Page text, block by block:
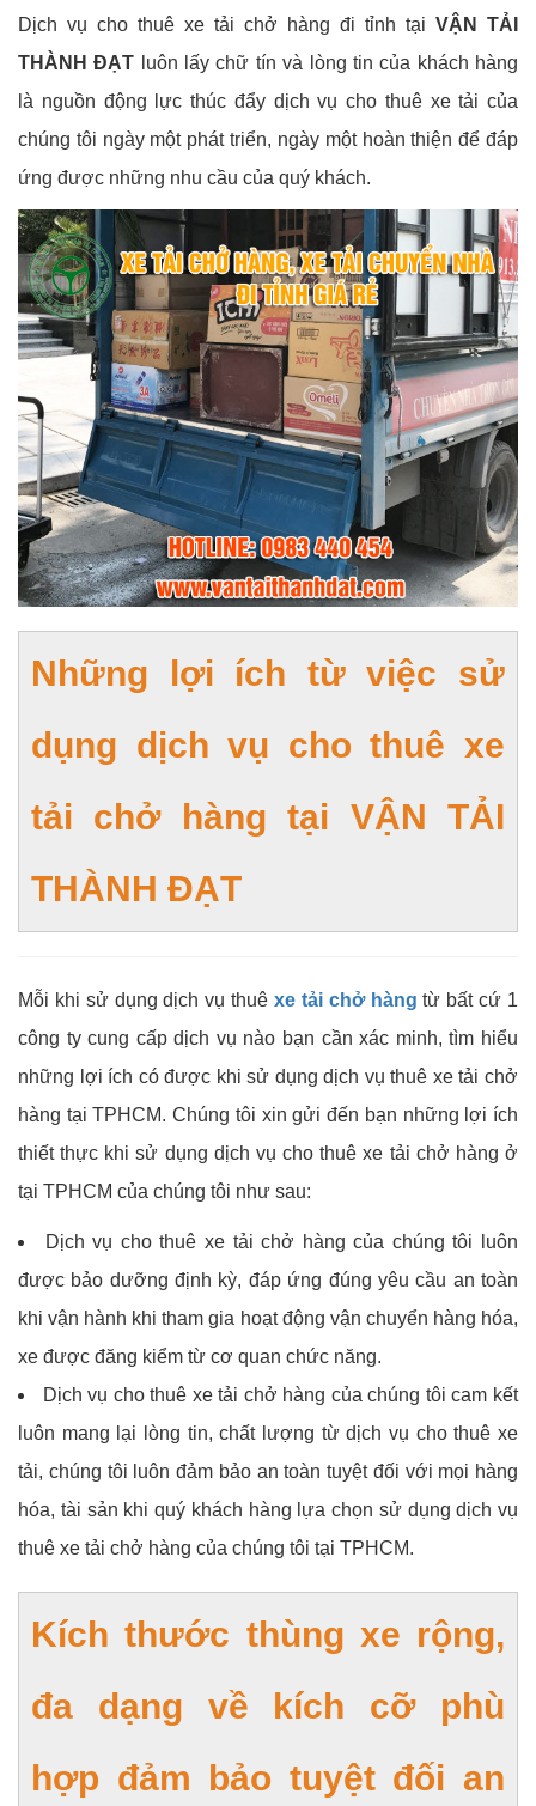
Dịch vụ cho thuê xe tải chở hàng đi tỉnh tại VẬN TẢI
THÀNH ĐẠT luôn lấy chữ tín và lòng tin của khách hàng
là nguồn động lực thúc đẩy dịch vụ cho thuê xe tải của
chúng tôi ngày một phát triển, ngày một hoàn thiện để đáp
ứng được những nhu cầu của quý khách.
Những lợi ích từ việc sử
dụng dịch vụ cho thuê xe
tải chở hàng tại VẬN TẢI
THÀNH ĐẠT
Mỗi khi sử dụng dịch vụ thuê xe tải chở hàng từ bất cứ 1
công ty cung cấp dịch vụ nào bạn cần xác minh, tìm hiểu
những lợi ích có được khi sử dụng dịch vụ thuê xe tải chở
hàng tại TPHCM.Chúng tôi xin gửi đến bạn những lợi ích
thiết thực khi sử dụng dịch vụ cho thuê xe tải chở hàng ở
tại TPHCM của chúng tôi như sau:
Dịch vụ cho thuê xe tải chở hàng của chúng tôi luôn
được bảo dưỡng định kỳ, đáp ứng đúng yêu cầu an toàn
khi vận hành khi tham gia hoạt động vận chuyển hàng hóa,
xe được đăng kiểm từ cơ quan chức năng.
Dịch vụ cho thuê xe tải chở hàng của chúng tôi cam kết
luôn mang lại lòng tin, chất lượng từ dịch vụ cho thuê xe
tải, chúng tôi luôn đảm bảo an toàn tuyệt đối với mọi hàng
hóa, tài sản khi quý khách hàng lựa chọn sử dụng dịch vụ
thuê xe tải chở hàng của chúng tôi tại TPHCM.
Kích thước thùng xe rộng,
đa dạng về kích cỡ phù
hợp đảm bảo tuyệt đối an